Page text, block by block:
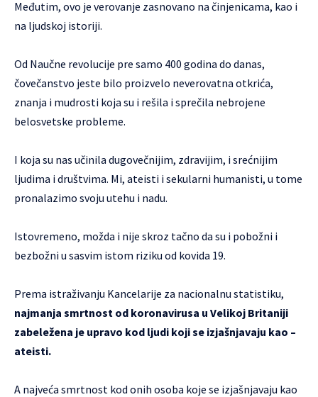
Međutim, ovo je verovanje zasnovano na činjenicama, kao i
na ljudskoj istoriji.
Od Naučne revolucije pre samo 400 godina do danas,
čovečanstvo jeste bilo proizvelo neverovatna otkrića,
znanja i mudrosti koja su i rešila i sprečila nebrojene
belosvetske probleme.
I koja su nas učinila dugovečnijim, zdravijim, i srećnijim
ljudima i društvima. Mi, ateisti i sekularni humanisti, u tome
pronalazimo svoju utehu i nadu.
Istovremeno, možda i nije skroz tačno da su i pobožni i
bezbožni u sasvim istom riziku od kovida 19.
Prema istraživanju Kancelarije za nacionalnu statistiku,
najmanja smrtnost od koronavirusa u Velikoj Britaniji
zabeležena je upravo kod ljudi koji se izjašnjavaju kao –
ateisti.
A najveća smrtnost kod onih osoba koje se izjašnjavaju kao